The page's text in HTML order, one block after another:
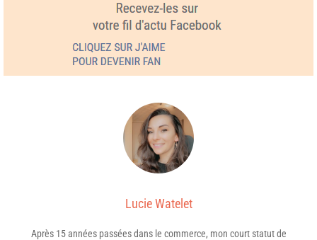
Lucie Watelet
Après 15 années passées dans le commerce, mon court statut de